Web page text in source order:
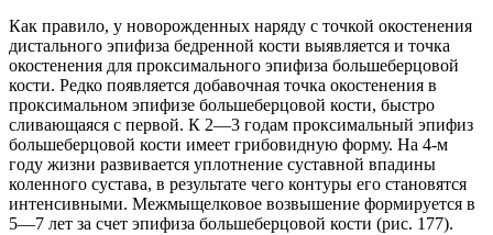
Как правило, у новорожденных наряду с точкой окостенения
дистального эпифиза бедренной кости выявляется и точка
окостенения для проксимального эпифиза большеберцовой
кости. Редко появляется добавочная точка окостенения в
проксимальном эпифизе большеберцовой кости, быстро
сливающаяся с первой. К 2—3 годам проксимальный эпифиз
большеберцовой кости имеет грибовидную форму. На 4-м
году жизни развивается уплотнение суставной впадины
коленного сустава, в результате чего контуры его становятся
интенсивными. Межмыщелковое возвышение формируется в
5—7 лет за счет эпифиза большеберцовой кости (рис. 177).